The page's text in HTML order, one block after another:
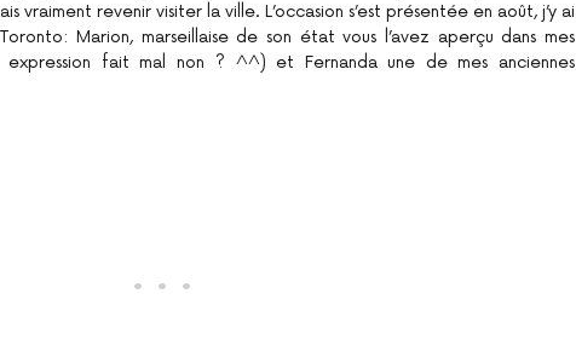
vraiment revenir visiter la ville. L’occasion s’est présentée en août, j’y ai
Marion, marseillaise de son état vous l’avez aperçu dans mes
expression fait mal non ? ^^) et Fernanda une de mes anciennes